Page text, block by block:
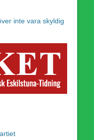
inte vara skyldig